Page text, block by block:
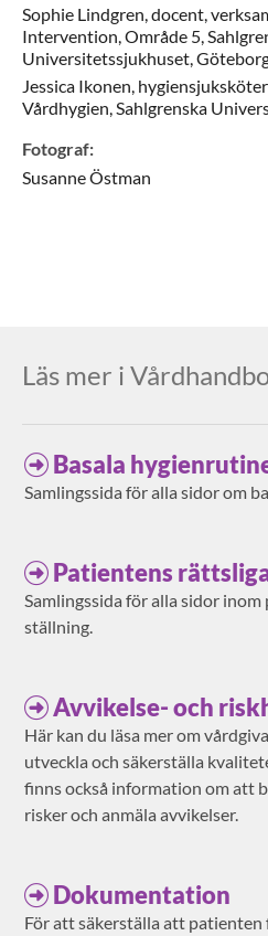
Sophie Lindgren,docent,
Intervention,Område 5,
Universitetssjukhuset,
Jessica Ikonen,
Vårdhygien, Sahlgrenska
Fotograf:
SusanneÖstman
Läs mer i
Basala
Samlingssida för alla sidor om
Patientens
Samlingssida för alla sidor
ställning.
Avvikelse- och
Här kan du läsa mer om
utveckla och säkerställa
finns också information om att
risker och anmäla avvikelser.
Dokumentation
För att säkerställa att patienten